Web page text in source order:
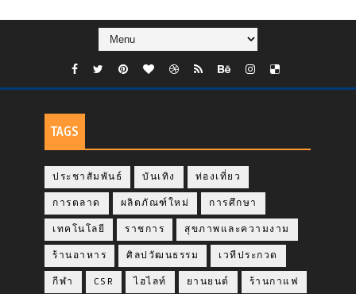
TAGS
ประชาสัมพันธ์ บันเทิง ท่องเที่ยว
การตลาด ผลิตภัณฑ์ใหม่ การศึกษา
เทคโนโลยี ราชการ สุขภาพและความงาม
ร้านอาหาร ศิลปวัฒนธรรม เวทีประกวด
กีฬา CSR ไฮไลท์ ยานยนต์ ร้านกาแฟ